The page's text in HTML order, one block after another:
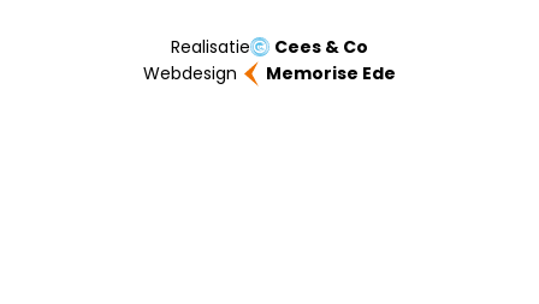
Realisatie
Cees & Co
Webdesign
Memorise Ede